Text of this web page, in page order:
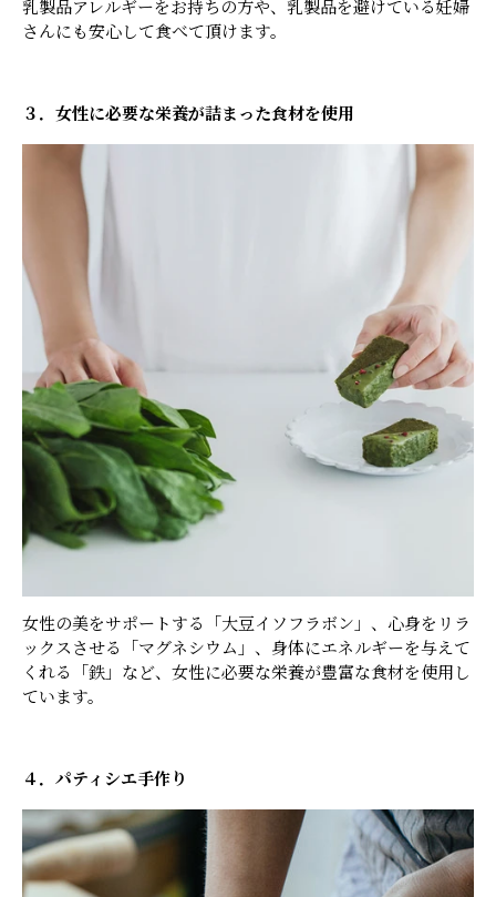
乳製品アレルギーをお持ちの方や、乳製品を避けている妊婦
さんにも安心して食べて頂けます。
３．女性に必要な栄養が詰まった食材を使用
女性の美をサポートする「大豆イソフラボン」、心身をリラ
ックスさせる「マグネシウム」、身体にエネルギーを与えて
くれる「鉄」など、女性に必要な栄養が豊富な食材を使用し
ています。
４．パティシエ手作り